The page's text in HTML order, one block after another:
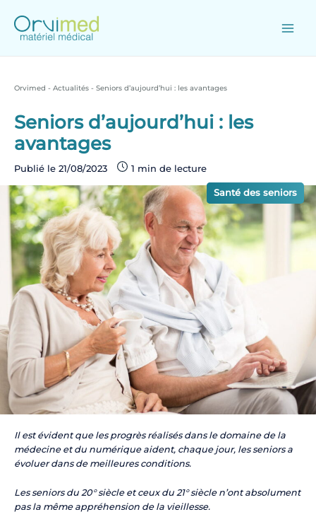
content
Orvimed - Actualités- Seniors d’aujourd’hui : les avantages
Seniors d’aujourd’hui : les
avantages
Publié le 21/08/2023
Actualités
Santé des seniors
Il est évident que les progrès réalisés dans le domaine de la
médecine et du numériqueaident, chaque jour, lesseniorsa
évoluer dans de meilleures conditions.
Les seniorsdu 20° siècle et ceux du 21° siècle n’ont absolument
pas la même appréhension de la vieillesse.